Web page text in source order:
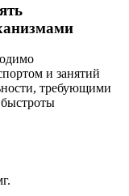
и занятий
требующими